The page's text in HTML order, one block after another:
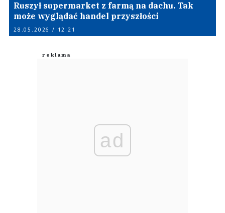
Ruszył supermarket z farmą na dachu. Tak
może wyglądać handel przyszłości
28.05.2026 / 12:21
ad